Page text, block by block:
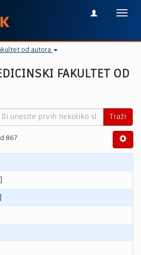
od autora
FAKULTET OD
Traži
867